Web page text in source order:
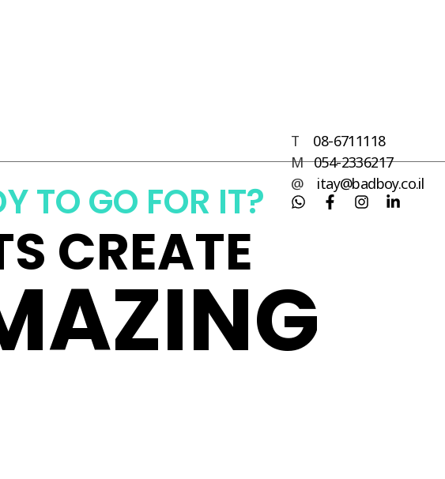
T 08-6711118
M054-2336217
@ itay@badboy.co.il
TO GO FOR IT?
CREATE